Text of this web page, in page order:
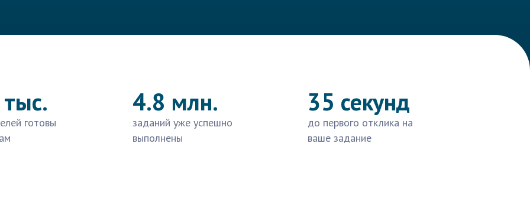
готовы
4.8 млн.
заданий уже успешно
выполнены
35 секунд
до первого отклика на
ваше задание